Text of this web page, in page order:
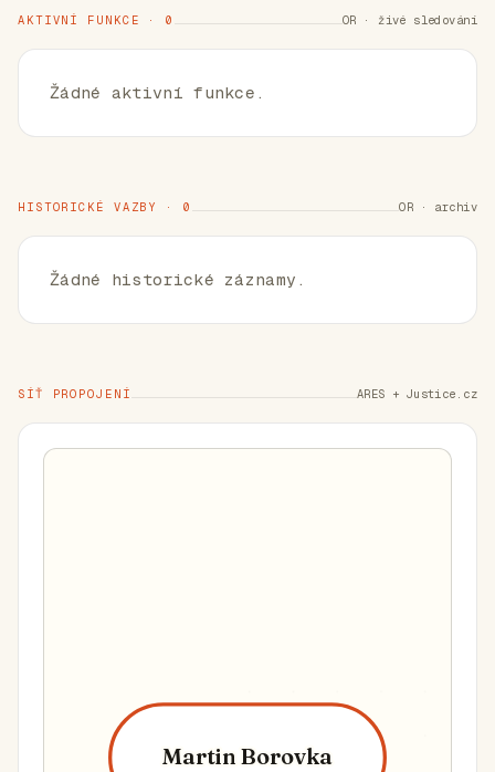
AKTIVNÍ FUNKCE · 0 OR · živé sledování
Žádné aktivní funkce.
HISTORICKÉ VAZBY · 0 OR · archiv
Žádné historické záznamy.
SÍŤ PROPOJENÍ ARES + Justice.cz
Martin Borovka